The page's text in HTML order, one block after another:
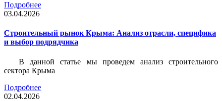
Подробнее
03.04.2026
Строительный рынок Крыма: Анализ отрасли, специфика
и выбор подрядчика
В данной статье мы проведем анализ строительного
сектора Крыма
Подробнее
02.04.2026